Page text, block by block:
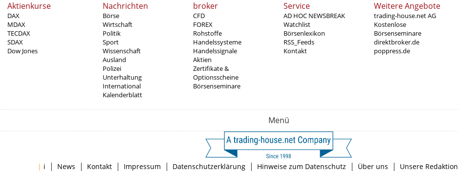
Aktienkurse
DAX
MDAX
TECDAX
SDAX
Dow Jones
Nachrichten
Börse
Wirtschaft
Politik
Sport
Wissenschaft
Ausland
Polizei
Unterhaltung
International
Kalenderblatt
broker
CFD
FOREX
Rohstoffe
Handelssysteme
Handelssignale
Aktien
Zertifikate &
Optionsscheine
Börsenseminare
Service
AD HOC NEWSBREAK
Watchlist
Börsenlexikon
RSS_Feeds
Kontakt
Weitere Angebote
trading-house.net AG
Kostenlose
Börsenseminare
direktbroker.de
poppress.de
Menü
| i | News | Kontakt | Impressum | Datenschutzerklärung | Hinweise zum Datenschutz | Über uns | Unsere Redaktion